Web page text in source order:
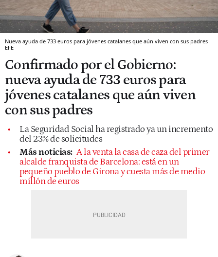
Nueva ayuda de 733 euros para jóvenes catalanes que aún viven con sus padres
EFE
Confirmado por el Gobierno:
nueva ayuda de 733 euros para
jóvenes catalanes que aún viven
con sus padres
La Seguridad Social ha registrado ya un incremento
del 23% de solicitudes
Más noticias: A la venta la casa de caza del primer
alcalde franquista de Barcelona: está en un
pequeño pueblo de Girona y cuesta más de medio
millón de euros